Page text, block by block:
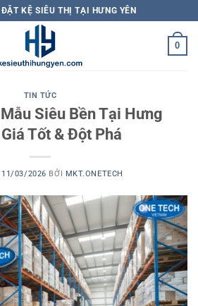
KỆ SIÊU THỊ TẠI HƯNG YÊN
0
TIN TỨC
Siêu Bền Tại Hưng
Tốt & Đột Phá
11/03/2026 BỞI MKT.ONETECH